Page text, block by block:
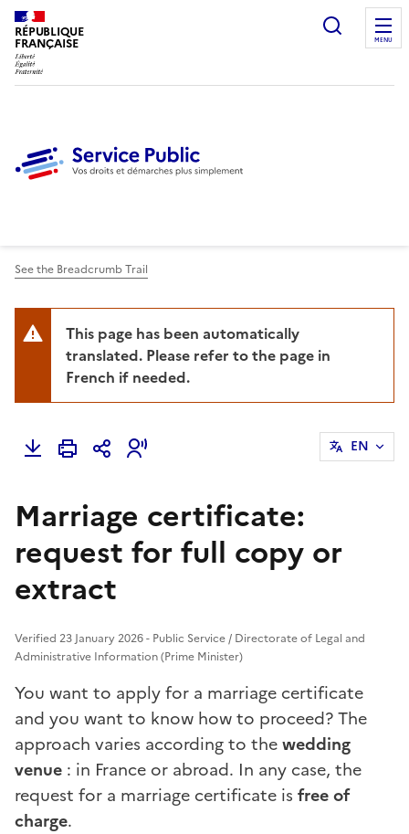
RÉPUBLIQUE
FRANÇAISE
Ouvrir
MENU
See the Breadcrumb Trail
This page has been automatically
translated. Please refer to the page in
French if needed.
EN
Marriage certificate:
request for full copy or
extract
Verified 23 January 2026 - Public Service / Directorate of Legal and
Administrative Information (Prime Minister)
You want to apply for a marriage certificate
and you want to know how to proceed? The
approach varies according to thewedding
venue : in France or abroad. In any case, the
request for a marriage certificate is free of
charge.